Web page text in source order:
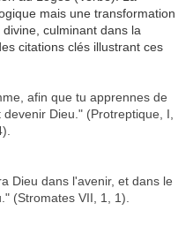
mais une transformation
culminant dans la
citations clés illustrant ces
afin que tu apprennes de
Dieu." (Protreptique, I,
Dieu dans l'avenir, et dans le
(Stromates VII, 1, 1).